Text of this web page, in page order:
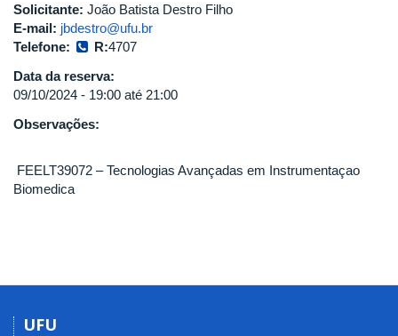
Solicitante: João Batista Destro Filho
E-mail: jbdestro@ufu.br
Telefone:
R:4707
Data da reserva:
09/10/2024 - 19:00 até 21:00
Observações:
FEELT39072 – Tecnologias Avançadas em Instrumentaçao
Biomedica
UFU